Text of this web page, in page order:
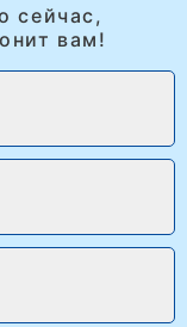
сейчас,
вам!